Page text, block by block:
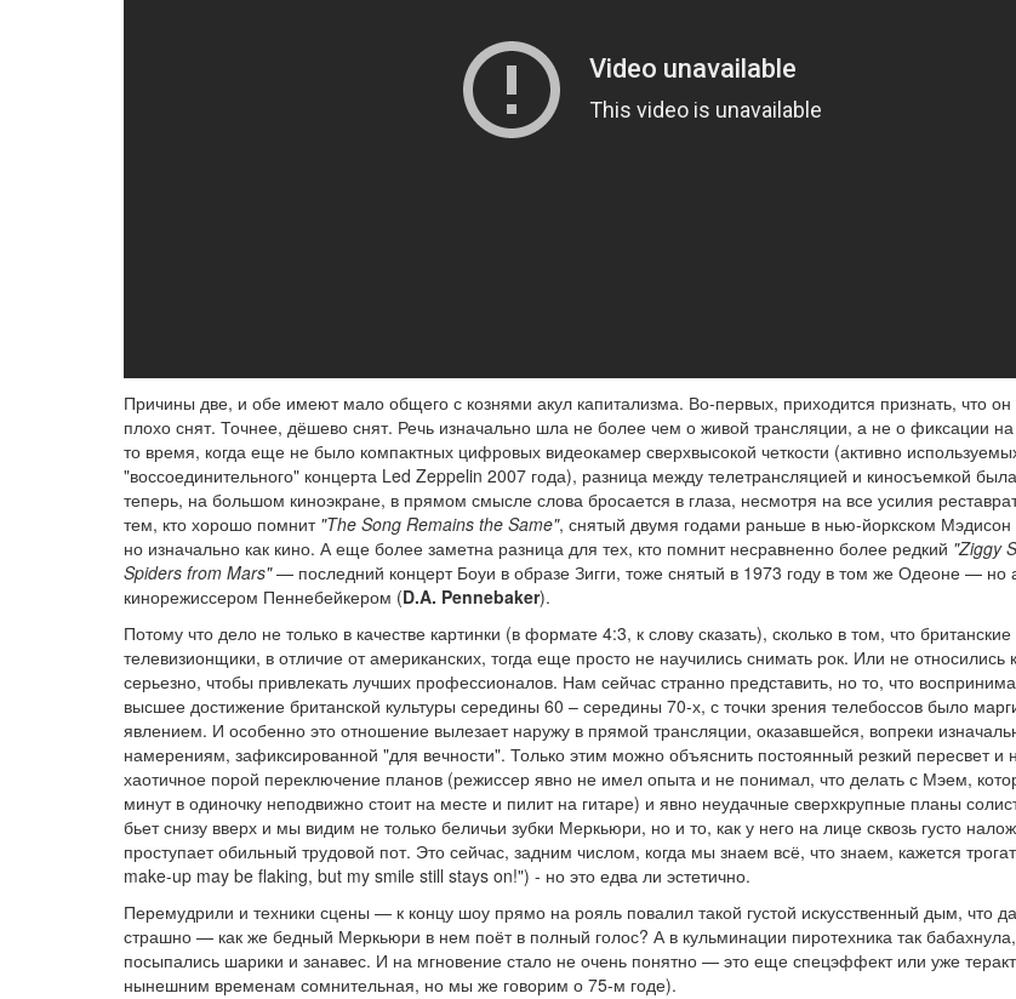
Причины две, и обе имеют мало общего с кознями акул капитализма. Во-первых, приходится признать, что
плохо снят. Точнее, дёшево снят. Речь изначально шла не более чем о живой трансляции, а не о фиксации
то время, когда еще не было компактных цифровых видеокамер сверхвысокой четкости (активно
"воссоединительного" концерта Led Zeppelin 2007 года), разница между телетрансляцией и киносъемкой
теперь, на большом киноэкране, в прямом смысле слова бросается в глаза, несмотря на все усилия
тем, кто хорошо помнит "The Song Remains the Same", снятый двумя годами раньше в нью-йоркском Мэдисон
но изначально как кино. А еще более заметна разница для тех, кто помнит несравненно более редкий "Ziggy
Spiders from Mars"— последний концерт Боуи в образе Зигги, тоже снятый в 1973 году в том же Одеоне — но
кинорежиссером Пеннебейкером (D.A. Pennebaker).
Потому что дело не только в качестве картинки (в формате 4:3, к слову сказать), сколько в том, что британские
телевизионщики, в отличие от американских, тогда еще просто не научились снимать рок. Или не относились
серьезно, чтобы привлекать лучших профессионалов. Нам сейчас странно представить, но то, что
высшее достижение британской культуры середины 60 – середины 70-х, с точки зрения телебоссов было
явлением. И особенно это отношение вылезает наружу в прямой трансляции, оказавшейся, вопреки
намерениям, зафиксированной "для вечности". Только этим можно объяснить постоянный резкий пересвет и
хаотичное порой переключение планов (режиссер явно не имел опыта и не понимал, что делать с Мэем,
минут в одиночку неподвижно стоит на месте и пилит на гитаре) и явно неудачные сверхкрупные планы
бьет снизу вверх и мы видим не только беличьи зубки Меркьюри, но и то, как у него на лице сквозь густо
проступает обильный трудовой пот. Это сейчас, задним числом, когда мы знаем всё, что знаем, кажется
make-up may be flaking, but my smile still stays on!") - но это едва ли эстетично.
Перемудрили и техники сцены — к концу шоу прямо на рояль повалил такой густой искусственный дым, что
страшно — как же бедный Меркьюри в нем поёт в полный голос? А в кульминации пиротехника так бабахнула,
посыпались шарики и занавес. И на мгновение стало не очень понятно — это еще спецэффект или уже
нынешним временам сомнительная, но мы же говорим о 75-м годе).